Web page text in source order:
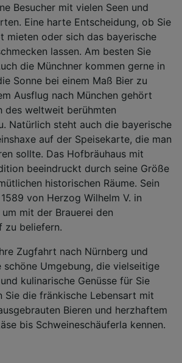
Besucher mit vielen Seen und
Eine harte Entscheidung, ob Sie
mieten oder sich das bayerische
lassen. Am besten Sie
die Münchner kommen gerne in
Sonne bei einem Maß Bier zu
Ausflug nach München gehört
des weltweit berühmten
Natürlich steht auch die bayerische
auf der Speisekarte, die man
sollte. Das Hofbräuhaus mit
beeindruckt durch seine Größe
historischen Räume. Sein
von Herzog Wilhelm V. in
mit der Brauerei den
zu beliefern.
Zugfahrt nach Nürnberg und
schöne Umgebung, die vielseitige
kulinarische Genüsse für Sie
Sie die fränkische Lebensart mit
Bieren und herzhaftem
bis Schweineschäuferla kennen.